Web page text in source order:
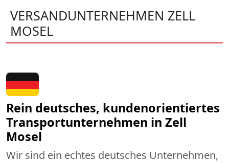
VERSANDUNTERNEHMEN ZELL
MOSEL
Rein deutsches, kundenorientiertes
Transportunternehmen in Zell
Mosel
Wir sind ein echtes deutsches Unternehmen,